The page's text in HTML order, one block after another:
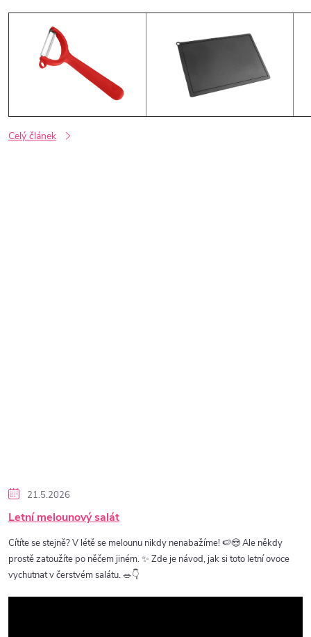
Celý článek
21.5.2026
Letní melounový salát
Cítíte se stejně? V létě se melounu nikdy nenabažíme! 🍉😍 Ale někdy
prostě zatoužíte po něčem jiném. ✨ Zde je návod, jak si toto letní ovoce
vychutnat v čerstvém salátu. 🥗👇